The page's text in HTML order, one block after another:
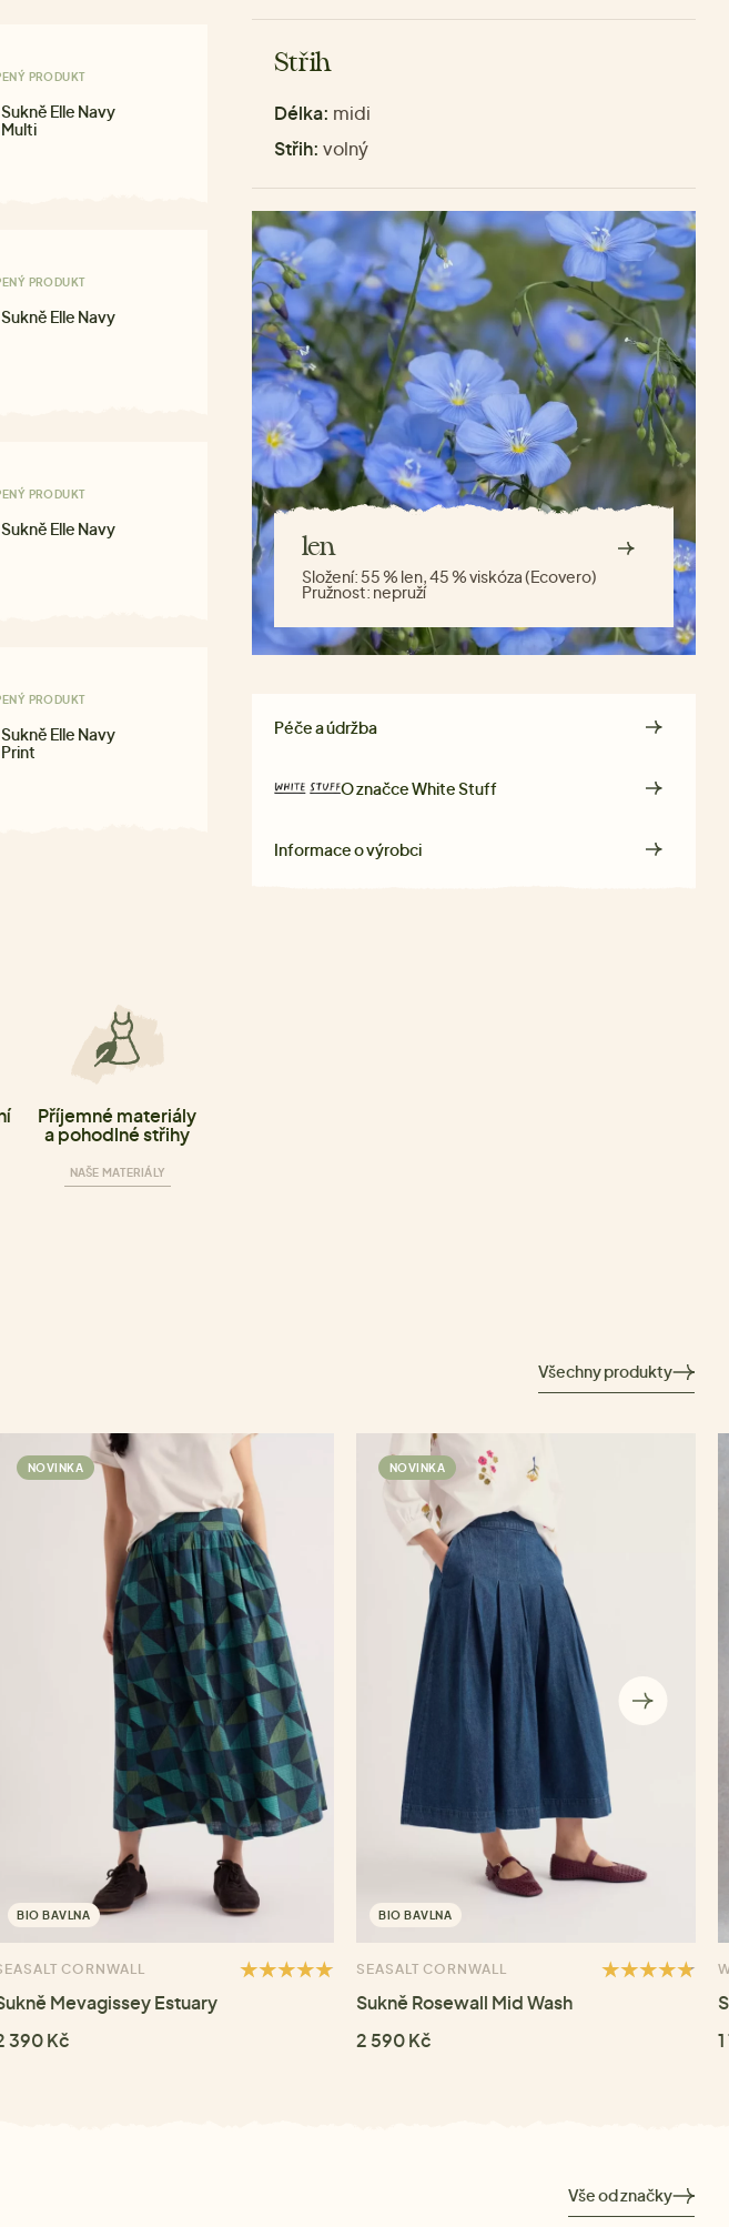
PRODUKT
Sukně Elle Navy
Multi
PRODUKT
Sukně Elle Navy
PRODUKT
Sukně Elle Navy
PRODUKT
Sukně Elle Navy
Print
Příjemné materiály
a pohodlné střihy
NAŠE MATERIÁLY
Střih
Délka: midi
Střih: volný
len
Složení: 55 % len, 45 % viskóza (Ecovero)
Pružnost: nepruží
Péče a údržba
O značceWhite Stuff
Informace o výrobci
Všechny produkty
NOVINKA
BIO BAVLNA
CORNWALL
Mevagissey Estuary
390 Kč
NOVINKA
BIO BAVLNA
SEASALT CORNWALL
Sukně Rosewall Mid Wash
2 590 Kč
Vše od značky